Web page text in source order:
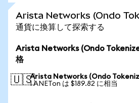
Arista Networks (Ondo
通貨に換算して探索する
Arista Networks (Ondo
格
🇺🇸Arista Networks (Ondo
1 ANETon は $189.82 に相当